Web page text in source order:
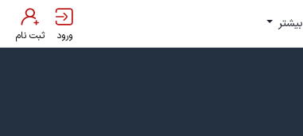
بیشتر
ورود ثبت نام